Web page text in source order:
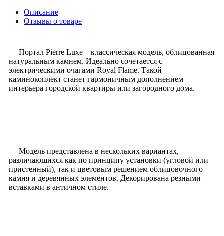
Описание
Отзывы о товаре
Портал Pierre Luxe – классическая модель, облицованная
натуральным камнем. Идеально сочетается с
электрическими очагами Royal Flame. Такой
каминокоплект станет гармоничным дополнением
интерьера городской квартиры или загородного дома.
Модель представлена в нескольких вариантах,
различающихся как по принципу установки (угловой или
пристенный), так и цветовым решением облицовочного
камня и деревянных элементов. Декорирована резными
вставками в античном стиле.